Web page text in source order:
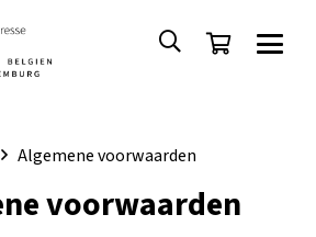
Algemene voorwaarden
voorwaarden